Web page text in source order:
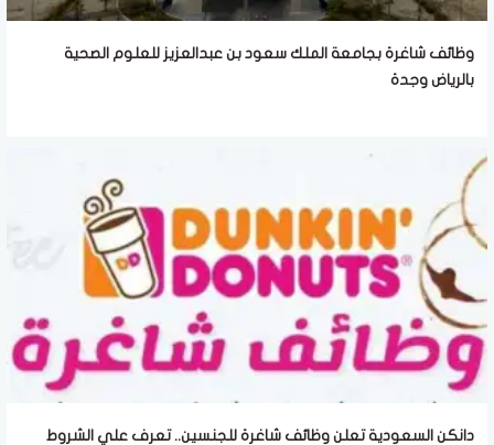
وظائف شاغرة بجامعة الملك سعود بن عبدالعزيز للعلوم الصحية
بالرياض وجدة
دانكن السعودية تعلن وظائف شاغرة للجنسين.. تعرف علي الشروط